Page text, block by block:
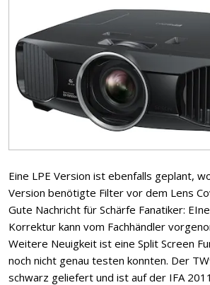
Eine LPE Version ist ebenfalls geplant,
Version benötigte Filter vor dem Lens
Gute Nachricht für Schärfe Fanatiker:
Korrektur kann vom Fachhändler
Weitere Neuigkeit ist eine Split Screen
noch nicht genau testen konnten. Der
schwarz geliefert und ist auf der IFA